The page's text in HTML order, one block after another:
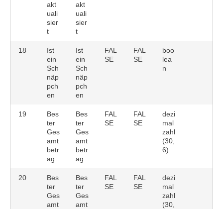
akt
uali
sier
t
akt
uali
sier
t
18
Ist
ein
Sch
näp
pch
en
Ist
ein
Sch
näp
pch
en
FAL
SE
FAL
SE
boo
lea
n
19
Bes
ter
Ges
amt
betr
ag
Bes
ter
Ges
amt
betr
ag
FAL
SE
FAL
SE
dezi
mal
zahl
(30,
6)
20
Bes
ter
Ges
amt
Bes
ter
Ges
amt
FAL
SE
FAL
SE
dezi
mal
zahl
(30,